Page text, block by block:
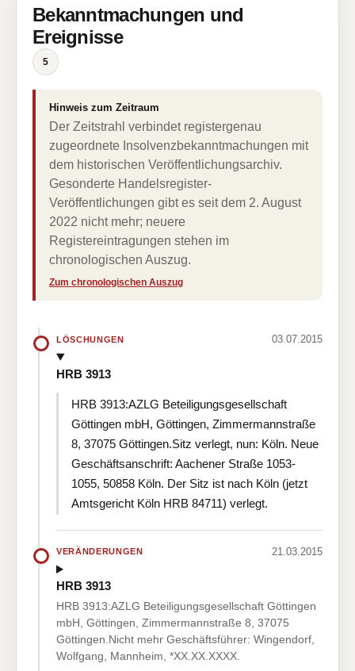
Bekanntmachungen und
Ereignisse
5
Hinweis zum Zeitraum
Der Zeitstrahl verbindet registergenau
zugeordnete Insolvenzbekanntmachungen mit
dem historischen Veröffentlichungsarchiv.
Gesonderte Handelsregister-
Veröffentlichungen gibt es seit dem 2. August
2022 nicht mehr; neuere
Registereintragungen stehen im
chronologischen Auszug.
Zum chronologischen Auszug
LÖSCHUNGEN 03.07.2015
HRB 3913
HRB 3913:AZLG Beteiligungsgesellschaft
Göttingen mbH, Göttingen, Zimmermannstraße
8, 37075 Göttingen.Sitz verlegt, nun: Köln. Neue
Geschäftsanschrift: Aachener Straße 1053-
1055, 50858 Köln. Der Sitz ist nach Köln (jetzt
Amtsgericht Köln HRB 84711) verlegt.
VERÄNDERUNGEN 21.03.2015
HRB 3913
HRB 3913:AZLG Beteiligungsgesellschaft Göttingen
mbH, Göttingen, Zimmermannstraße 8, 37075
Göttingen.Nicht mehr Geschäftsführer: Wingendorf,
Wolfgang, Mannheim, *XX.XX.XXXX.